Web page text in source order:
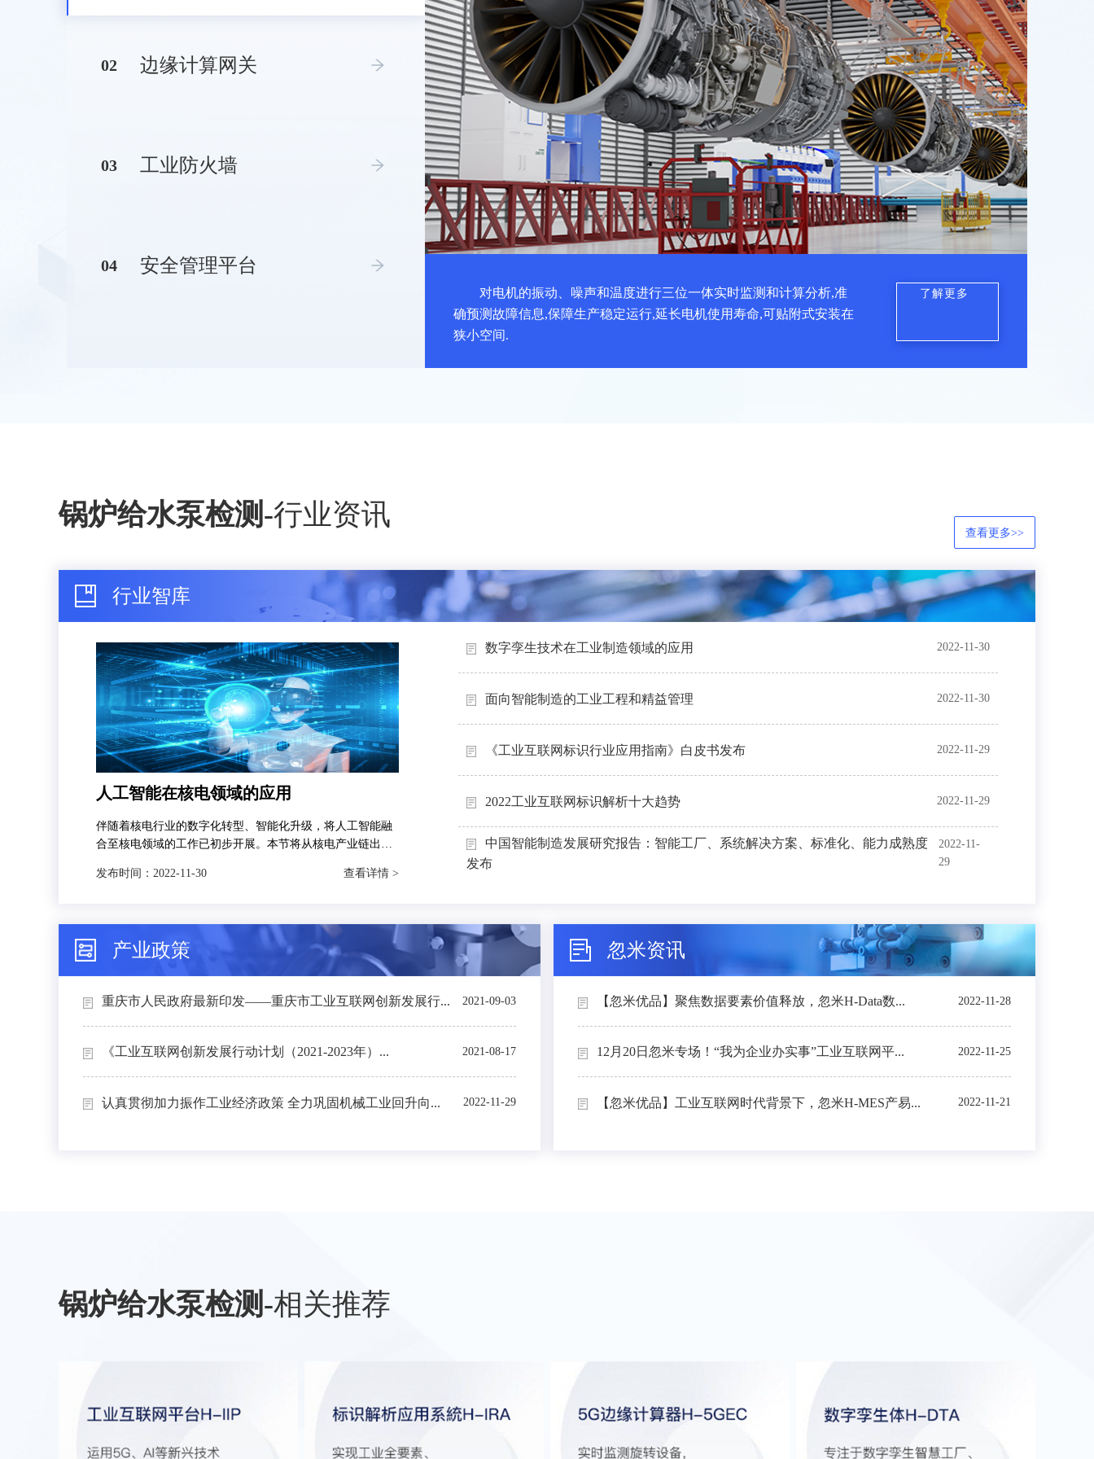
02 边缘计算网关
03 工业防火墙
04 安全管理平台
对电机的振动、噪声和温度进行三位一体实时监测和计算分析,准
确预测故障信息,保障生产稳定运行,延长电机使用寿命,可贴附式安装在
狭小空间.
了解更多
锅炉给水泵检测 -行业资讯
查看更多>>
行业智库
人工智能在核电领域的应用
伴随着核电行业的数字化转型、智能化升级，将人工智能融
合至核电领域的工作已初步开展。本节将从核电产业链出
和智能运维4个场景下的典型应用进行介绍。
发布时间： 2022-11-30 查看详情 >
数字孪生技术在工业制造领域的应用 2022-11-30
面向智能制造的工业工程和精益管理 2022-11-30
《工业互联网标识行业应用指南》白皮书发布 2022-11-29
2022工业互联网标识解析十大趋势 2022-11-29
中国智能制造发展研究报告：智能工厂、系统解决方案、标准化、能力成熟度
发布
2022-11-
29
产业政策
重庆市人民政府最新印发——重庆市工业互联网创新发展行... 2021-09-03
《工业互联网创新发展行动计划（2021-2023年）... 2021-08-17
认真贯彻加力振作工业经济政策 全力巩固机械工业回升向... 2022-11-29
忽米资讯
【忽米优品】聚焦数据要素价值释放，忽米H-Data数... 2022-11-28
12月20日忽米专场！“我为企业办实事”工业互联网平... 2022-11-25
【忽米优品】工业互联网时代背景下，忽米H-MES产易... 2022-11-21
锅炉给水泵检测 -相关推荐